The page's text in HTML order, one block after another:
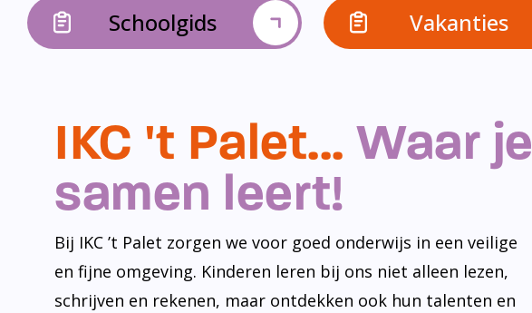
Schoolgids Vakanties
IKC 't Palet... Waar je
samen leert!
Bij IKC ’t Palet zorgen we voor goed onderwijs in een veilige
en fijne omgeving. Kinderen leren bij ons niet alleen lezen,
schrijven en rekenen, maar ontdekken ook hun talenten en